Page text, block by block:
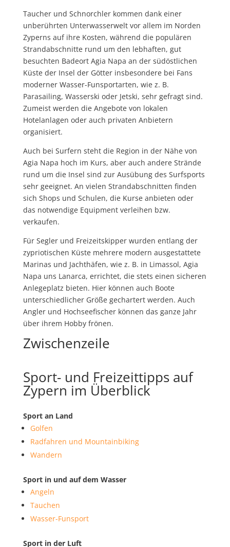
Taucher und Schnorchler kommen dank einer
unberührten Unterwasserwelt vor allem im Norden
Zyperns auf ihre Kosten, während die populären
Strandabschnitte rund um den lebhaften, gut
besuchten Badeort Agia Napa an der südöstlichen
Küste der Insel der Götter insbesondere bei Fans
moderner Wasser-Funsportarten, wie z. B.
Parasailing, Wasserski oder Jetski, sehr gefragt sind.
Zumeist werden die Angebote von lokalen
Hotelanlagen oder auch privaten Anbietern
organisiert.
Auch bei Surfern steht die Region in der Nähe von
Agia Napa hoch im Kurs, aber auch andere Strände
rund um die Insel sind zur Ausübung des Surfsports
sehr geeignet. An vielen Strandabschnitten finden
sich Shops und Schulen, die Kurse anbieten oder
das notwendige Equipment verleihen bzw.
verkaufen.
Für Segler und Freizeitskipper wurden entlang der
zypriotischen Küste mehrere modern ausgestattete
Marinas und Jachthäfen, wie z. B. in Limassol, Agia
Napa uns Lanarca, errichtet, die stets einen sicheren
Anlegeplatz bieten. Hier können auch Boote
unterschiedlicher Größe gechartert werden. Auch
Angler und Hochseefischer können das ganze Jahr
über ihrem Hobby frönen.
Zwischenzeile
Sport- und Freizeittipps auf
Zypern im Überblick
Sport an Land
Golfen
Radfahren und Mountainbiking
Wandern
Sport in und auf dem Wasser
Angeln
Tauchen
Wasser-Funsport
Sport in der Luft